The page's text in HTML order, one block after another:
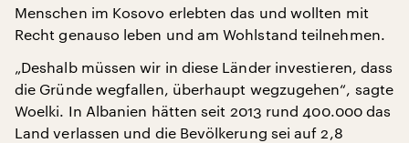
Menschen im Kosovo erlebten das und wollten mit
Recht genauso leben und am Wohlstand teilnehmen.
„Deshalb müssen wir in diese Länder investieren, dass
die Gründe wegfallen, überhaupt wegzugehen“, sagte
Woelki. In Albanien hätten seit 2013 rund 400.000 das
Land verlassen und die Bevölkerung sei auf 2,8